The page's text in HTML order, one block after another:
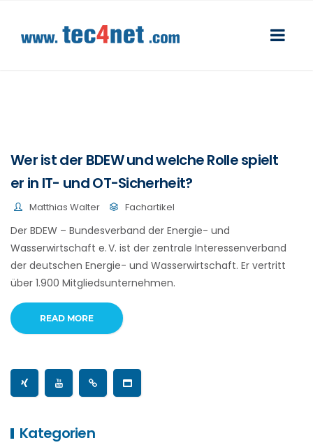
Wer ist der BDEW und welche Rolle spielt
er in IT- und OT-Sicherheit?
Matthias Walter Fachartikel
Der BDEW – Bundesverband der Energie- und
Wasserwirtschaft e. V. ist der zentrale Interessenverband
der deutschen Energie- und Wasserwirtschaft. Er vertritt
über 1.900 Mitgliedsunternehmen.
READ MORE
Kategorien